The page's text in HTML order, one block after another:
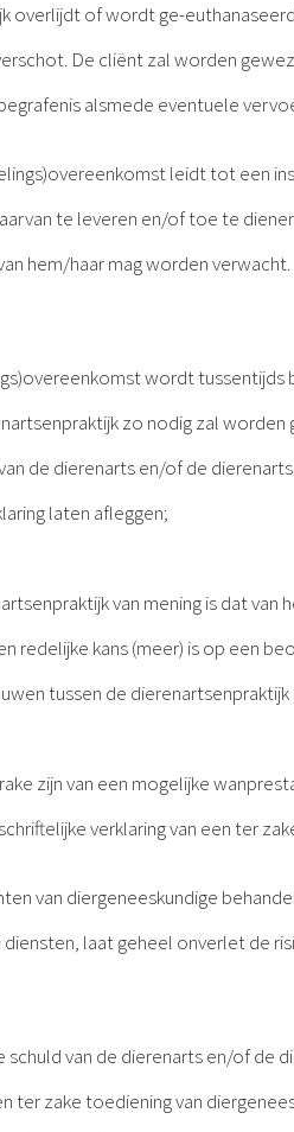
overlijdt of wordt ge-
De cliënt zal worden
alsmede eventuele
leidt tot een
te leveren en/of toe te
hem/haar mag worden
wordt tussentijds
zo nodig zal
de dierenarts en/of de
laten afleggen;
van mening is dat
redelijke kans (meer) is op een
tussen de
zijn van een mogelijke
verklaring van een ter
van diergeneeskundige
laat geheel onverlet de
van de dierenarts en/of de
zake toediening van